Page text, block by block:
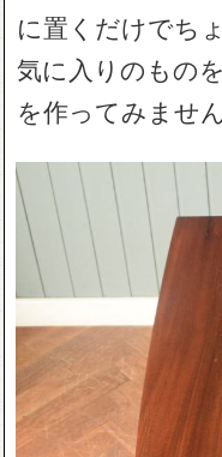
に置くだけでち
気に入りのもの
を作ってみませ